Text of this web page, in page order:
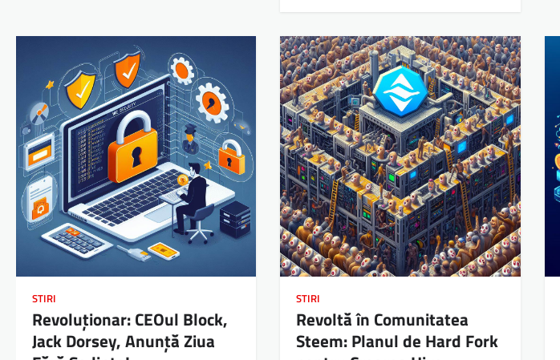
STIRI
Revoluționar: CEOul Block,
Jack Dorsey, Anunță Ziua
STIRI
Revoltă în Comunitatea
Steem: Planul de Hard Fork